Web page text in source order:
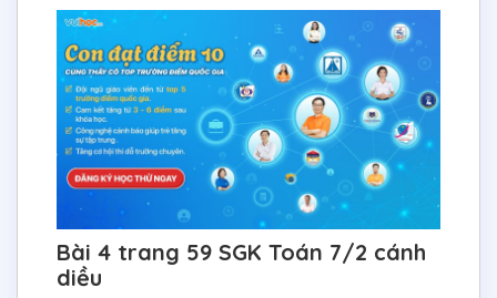
Bài 4 trang 59 SGK Toán 7/2 cánh
diều